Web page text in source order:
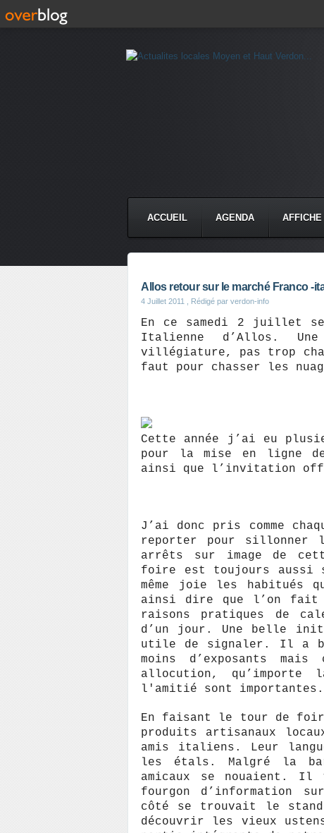
ACCUEIL AGENDA AFFICHE
Allos retour sur le marché Franco -
4 Juillet 2011 , Rédigé par verdon-info
En ce samedi 2 juillet
Italienne d’Allos.
villégiature, pas trop
faut pour chasser les
Cette année j’ai eu
pour la mise en ligne
ainsi que l’invitation
J’ai donc pris comme
reporter pour sillonner
arrêts sur image de
foire est toujours aussi
même joie les habitués
ainsi dire que l’on fait
raisons pratiques de
d’un jour. Une belle
utile de signaler. Il a
moins d’exposants
allocution,
l'amitié sont importantes.
En faisant le tour de
produits artisanaux
amis italiens. Leur
les étals. Malgré la
amicaux se nouaient.
fourgon d’information
côté se trouvait le stand
découvrir les vieux